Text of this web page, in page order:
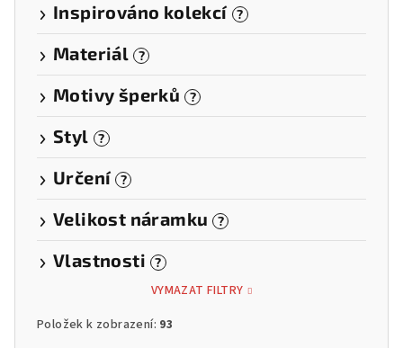
Inspirováno kolekcí ?
Materiál ?
Motivy šperků ?
Styl ?
Určení ?
Velikost náramku ?
Vlastnosti ?
VYMAZAT FILTRY
Položek k zobrazení: 93